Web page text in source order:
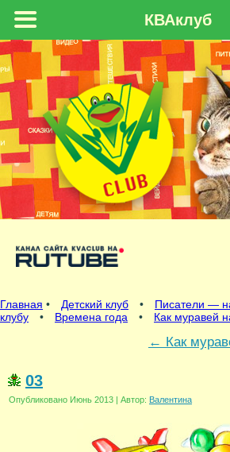
Главная • Детский клуб •
Писатели —
клубу
• Времена года • Как муравей
← Как
03
Опубликовано Июнь 2013 | Автор: Валентина
КВАклуб